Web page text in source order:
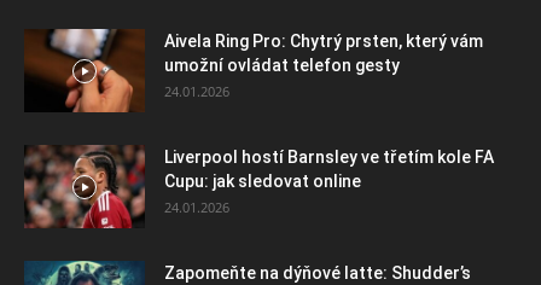
Aivela Ring Pro: Chytrý prsten, který vám
umožní ovládat telefon gesty
24.01.2026
Liverpool hostí Barnsley ve třetím kole FA
Cupu: jak sledovat online
24.01.2026
Zapomeňte na dýňové latte: Shudder’s